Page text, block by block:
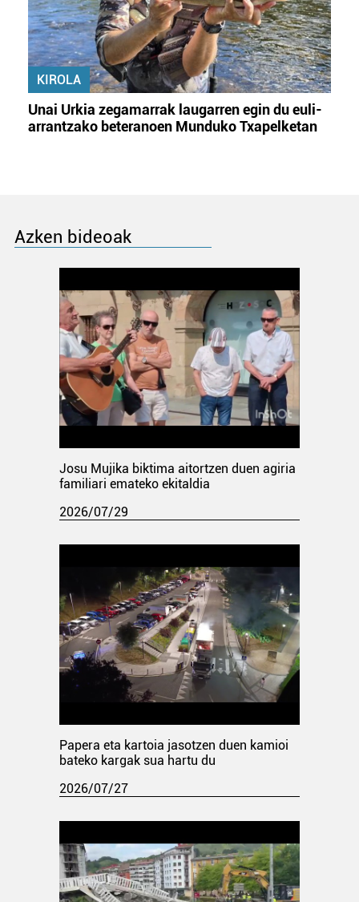
KIROLA
Unai Urkia zegamarrak laugarren egin du euli-
arrantzako beteranoen Munduko Txapelketan
Azken bideoak
Josu Mujika biktima aitortzen duen agiria
familiari emateko ekitaldia
2026/07/29
Papera eta kartoia jasotzen duen kamioi
bateko kargak sua hartu du
2026/07/27